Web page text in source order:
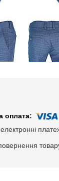
електронні